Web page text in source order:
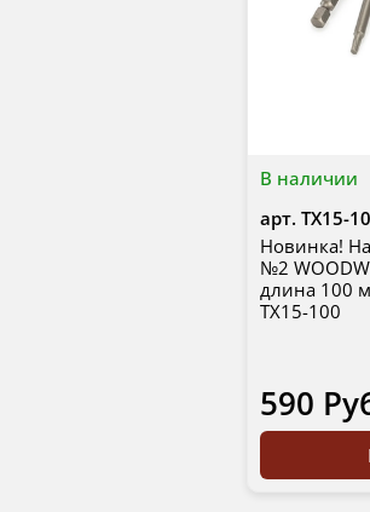
В наличии
арт. TX15-
Новинка!
№2
длина 100
TX15-100
590